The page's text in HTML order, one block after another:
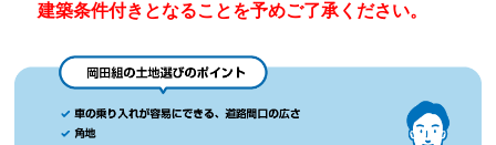
建築条件付きとなることを予めご了承ください。